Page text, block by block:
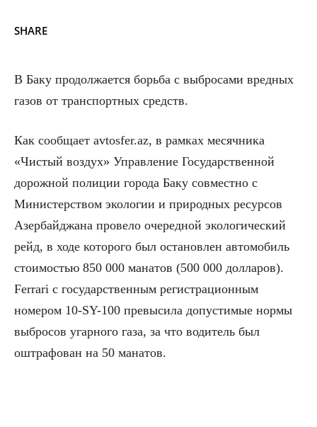
SHARE
В Баку продолжается борьба с выбросами вредных
газов от транспортных средств.
Как сообщает avtosfer.az, в рамках месячника
«Чистый воздух» Управление Государственной
дорожной полиции города Баку совместно с
Министерством экологии и природных ресурсов
Азербайджана провело очередной экологический
рейд, в ходе которого был остановлен автомобиль
стоимостью 850 000 манатов (500 000 долларов).
Ferrari с государственным регистрационным
номером 10-SY-100 превысила допустимые нормы
выбросов угарного газа, за что водитель был
оштрафован на 50 манатов.